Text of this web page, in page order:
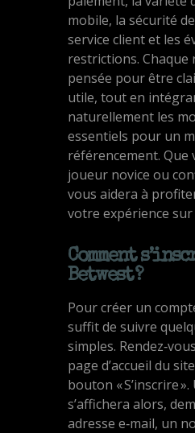
mobile, la sécurité
service client et les
restrictions. Chaque
pensée pour être
utile, tout en
naturellement les
essentiels pour un
référencement. Que
joueur novice ou
vous aidera à
votre expérience sur
Comment
Betwest ?
Pour créer un
suffit de suivre
simples.
page d’accueil du
bouton « S’inscrire
s’affichera alors,
adresse e‑mail, un